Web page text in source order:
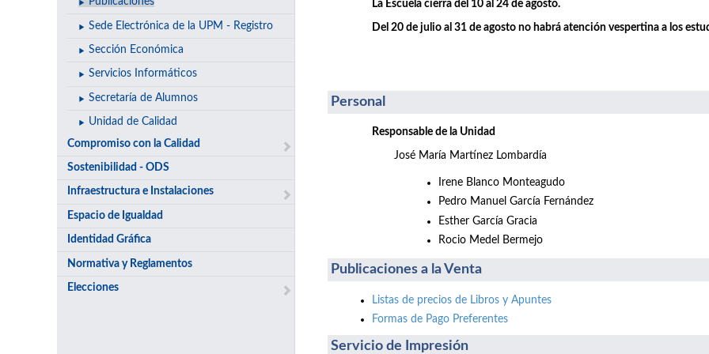
Sede Electrónica de la UPM - Registro
Sección Económica
Servicios Informáticos
Secretaría de Alumnos
Unidad de Calidad
Compromiso con la Calidad
Sostenibilidad - ODS
Infraestructura e Instalaciones
Espacio de Igualdad
Identidad Gráfica
Normativa y Reglamentos
Elecciones
La Escuela cierra del 10 al 24 de agosto.
Del 20 de julio al 31 de agosto no habrá atención vespertina a los
Personal
Responsable de la Unidad
José María Martínez Lombardía
Irene Blanco Monteagudo
Pedro Manuel García Fernández
Esther García Gracia
Rocio Medel Bermejo
Publicaciones a la Venta
Listas de precios de Libros y Apuntes
Formas de Pago Preferentes
Servicio de Impresión